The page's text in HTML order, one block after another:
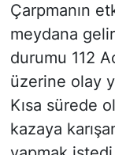
Çarpmanın
meydana
durumu 112
üzerine olay
Kısa sürede
kazaya